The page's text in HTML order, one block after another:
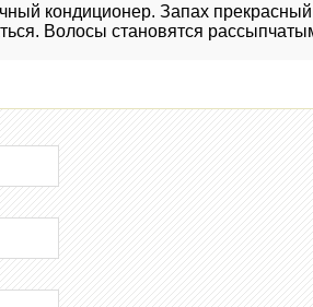
кондиционер. Запах
Волосы становятся